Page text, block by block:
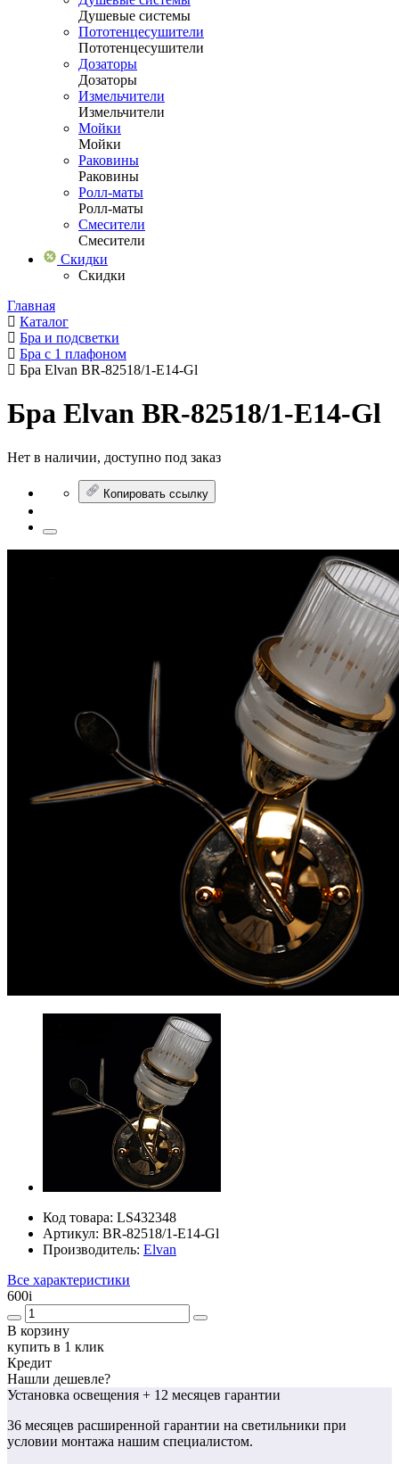
Душевые системы
Пототенцесушители
Пототенцесушители
Дозаторы
Дозаторы
Измельчители
Измельчители
Мойки
Мойки
Раковины
Раковины
Ролл-маты
Ролл-маты
Смесители
Смесители
Скидки
Скидки
Главная
Каталог
Бра и подсветки
Бра с 1 плафоном
Бра Elvan BR-82518/1-E14-Gl
Бра Elvan BR-82518/1-E14-Gl
Нет в наличии, доступно под заказ
Копировать ссылку
Код товара: LS432348
Артикул: BR-82518/1-E14-Gl
Производитель: Elvan
Все характеристики
600i
В корзину
купить в 1 клик
Кредит
Нашли дешевле?
Установка освещения + 12 месяцев гарантии
36 месяцев расширенной гарантии на светильники при
условии монтажа нашим специалистом.